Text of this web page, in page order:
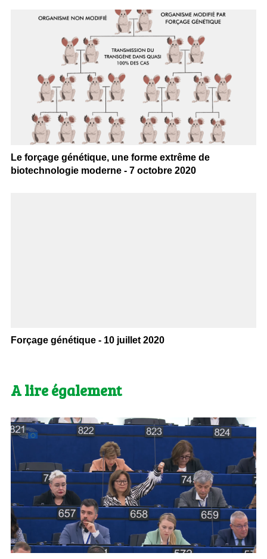
Le forçage génétique, une forme extrême de
biotechnologie moderne - 7 octobre 2020
Forçage génétique - 10 juillet 2020
A lire également